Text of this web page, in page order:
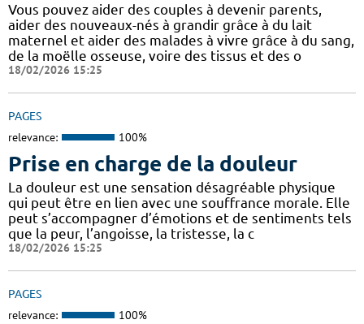
Vous pouvez aider des couples à devenir parents,
aider des nouveaux-nés à grandir grâce à du lait
maternel et aider des malades à vivre grâce à du sang,
de la moëlle osseuse, voire des tissus et des o
18/02/2026 15:25
PAGES
relevance: 100%
Prise en charge de la douleur
La douleur est une sensation désagréable physique
qui peut être en lien avec une souffrance morale. Elle
peut s’accompagner d’émotions et de sentiments tels
que la peur, l’angoisse, la tristesse, la c
18/02/2026 15:25
PAGES
relevance: 100%